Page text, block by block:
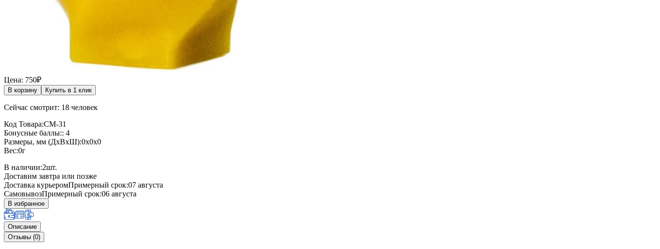
Цена: 750₽
В корзину Купить в 1 клик
Сейчас смотрит: 18 человек
Код Товара:СМ-31
Бонусные баллы:: 4
Размеры, мм (ДхВхШ):0x0x0
Вес:0г
В наличии:2шт.
Доставим завтра или позже
Доставка курьеромПримерный срок:07 августа
СамовывозПримерный срок:06 августа
В избранное
Описание
Отзывы (0)